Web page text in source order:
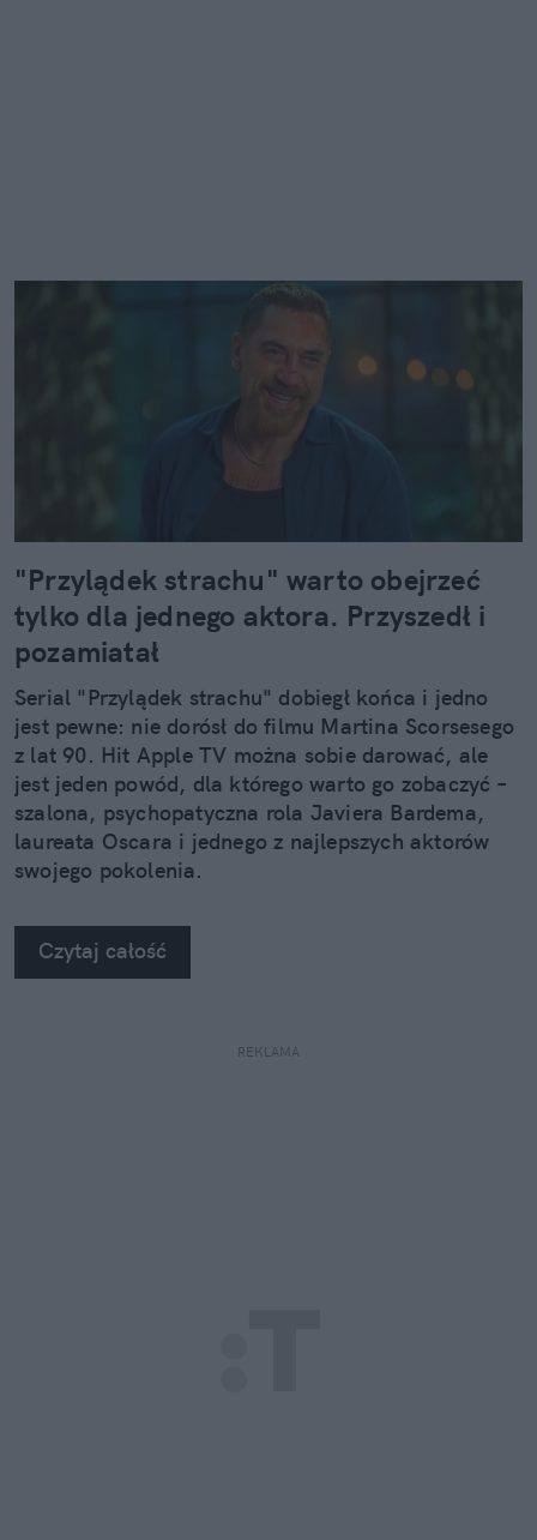
"Przylądek strachu" warto obejrzeć
tylko dla jednego aktora. Przyszedł i
pozamiatał
Serial "Przylądek strachu" dobiegł końca i jedno
jest pewne: nie dorósł do filmu Martina Scorsesego
z lat 90. Hit Apple TV można sobie darować, ale
jest jeden powód, dla którego warto go zobaczyć –
szalona, psychopatyczna rola Javiera Bardema,
laureata Oscara i jednego z najlepszych aktorów
swojego pokolenia.
Czytaj całość
REKLAMA